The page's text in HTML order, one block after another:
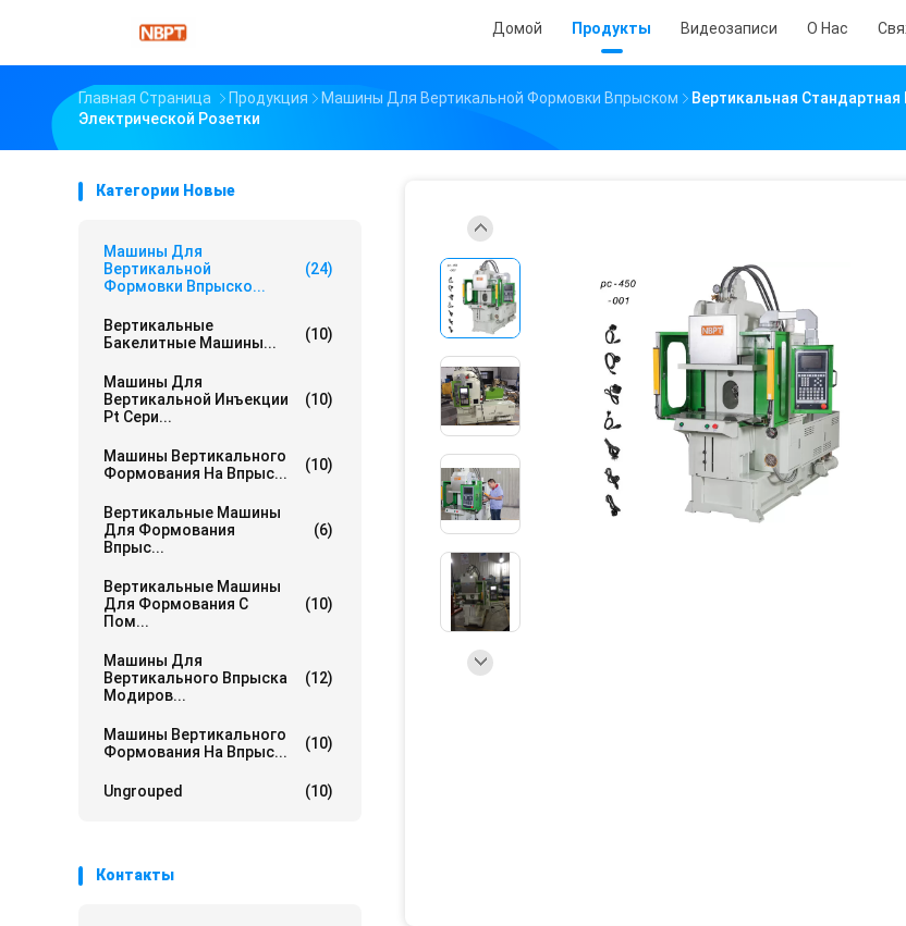
Домой Продукты Видеозаписи О Нас
Главная Страница Продукция Машины Для Вертикальной Формовки Впрыском
Вертикальная
Электрической Розетки
Категории Новые
Машины Для
Вертикальной
Формовки Впрыско...
(24)
Вертикальные
Бакелитные Машины...
(10)
Машины Для
Вертикальной Инъекции
Pt Сери...
(10)
Машины Вертикального
Формования На Впрыс...
(10)
Вертикальные Машины
Для Формования
Впрыс...
(6)
Вертикальные Машины
Для Формования С
Пом...
(10)
Машины Для
Вертикального Впрыска
Модиров...
(12)
Машины Вертикального
Формования На Впрыс...
(10)
Ungrouped (10)
Контакты